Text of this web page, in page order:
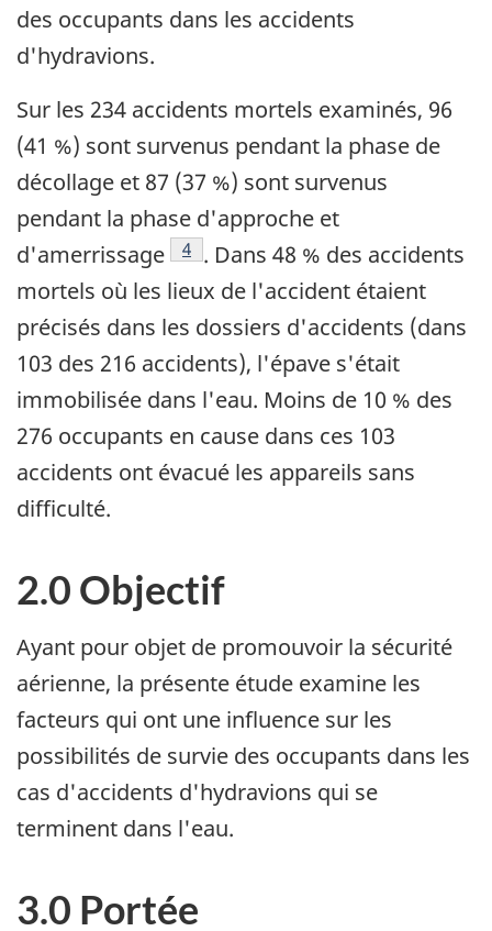
des occupants dans les accidents
d'hydravions.
Sur les 234 accidents mortels examinés, 96
(41 %) sont survenus pendant la phase de
décollage et 87 (37 %) sont survenus
pendant la phase d'approche et
d'amerrissage
Note de bas de page
4 . Dans 48 % des accidents
mortels où les lieux de l'accident étaient
précisés dans les dossiers d'accidents (dans
103 des 216 accidents), l'épave s'était
immobilisée dans l'eau. Moins de 10 % des
276 occupants en cause dans ces 103
accidents ont évacué les appareils sans
difficulté.
2.0 Objectif
Ayant pour objet de promouvoir la sécurité
aérienne, la présente étude examine les
facteurs qui ont une influence sur les
possibilités de survie des occupants dans les
cas d'accidents d'hydravions qui se
terminent dans l'eau.
3.0 Portée